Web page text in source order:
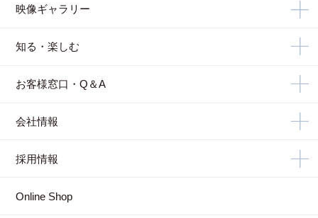
映像ギャラリー
知る・楽しむ
お客様窓口・Q＆A
会社情報
採用情報
Online Shop